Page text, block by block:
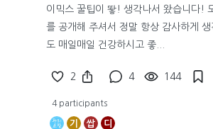
이믹스 꿀팁이 뙇! 생각나서 왔습니다!
를 공개해 주셔서 정말 항상 감사하게 생
도 매일매일 건강하시고 좋...
2 4 144
4 participants
기 쌉 디